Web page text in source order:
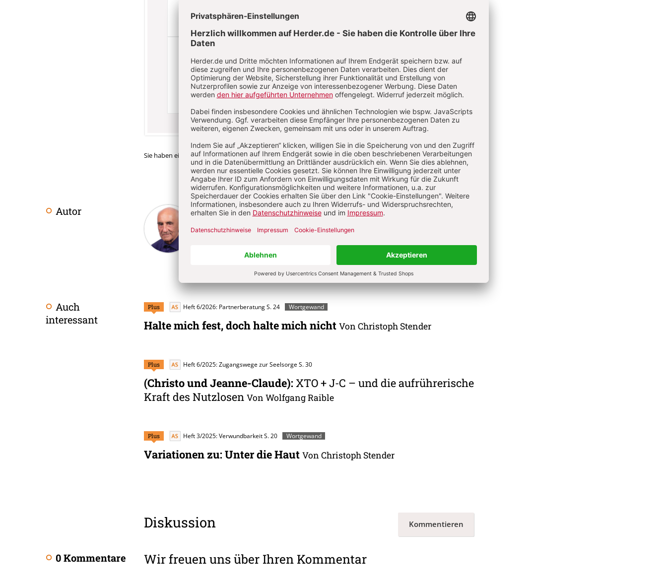
Abo testen
Sie haben ein Abonnement?Anmelden
Überschrift
Autor Klaus Jäkel
Jahrgang 1936. Nach Lehrtätigkeiten an Volks- und Hochschulen leitender Mitarbeiter bei
missio Aachen. Autor meditativer Sprüche, Gedichte und Kurzgeschichten. Nachberuflich
engagiert in der Freizeitpastoral.
Auch
interessant
Plus Heft 6/2026: Partnerberatung S. 24 Wortgewand
Halte mich fest, doch halte mich nicht Von Christoph Stender
Plus Heft 6/2025: Zugangswege zur Seelsorge S. 30
(Christo und Jeanne-Claude): XTO + J-C – und die aufrührerische
Kraft des Nutzlosen Von Wolfgang Raible
Plus Heft 3/2025: Verwundbarkeit S. 20 Wortgewand
Variationen zu: Unter die Haut Von Christoph Stender
Diskussion Kommentieren
0 Kommentare Wir freuen uns über Ihren Kommentar